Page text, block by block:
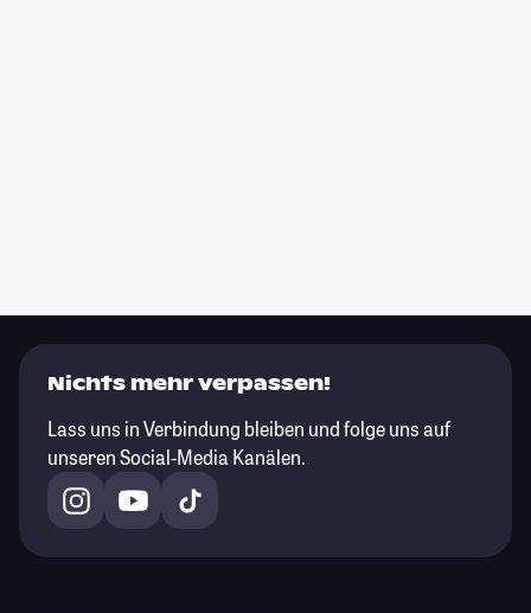
Nichts mehr verpassen!
Lass uns in Verbindung bleiben und folge uns auf
unseren Social-Media Kanälen.